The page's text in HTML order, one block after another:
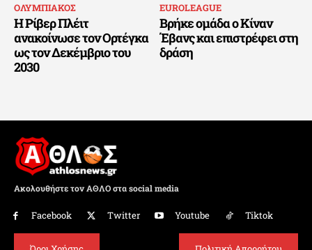
ΟΛΥΜΠΙΑΚΟΣ
Η Ρίβερ Πλέιτ
ανακοίνωσε τον Ορτέγκα
ως τον Δεκέμβριο του
2030
EUROLEAGUE
Βρήκε ομάδα ο Κίναν
Έβανς και επιστρέφει στη
δράση
Ακολουθήστε τον ΑΘΛΟ στα social media
Facebook Twitter Youtube Tiktok